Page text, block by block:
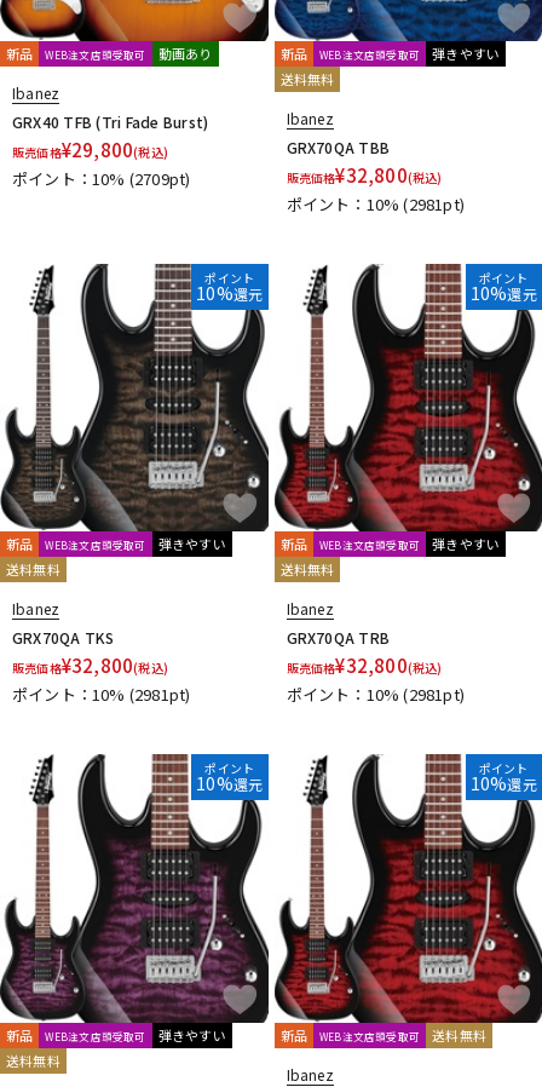
新品 WEB注文店頭受取可 動画あり
Ibanez
GRX40 TFB (Tri Fade Burst)
販売価格¥29,800(税込)
ポイント：10% (2709pt)
新品 WEB注文店頭受取可
弾きやすい
送料無料
Ibanez
GRX70QA TBB
販売価格¥32,800(税込)
ポイント：10%(2981pt)
ポイント
10%還元
新品 WEB注文店頭受取可
弾きやすい
送料無料
Ibanez
GRX70QA TKS
販売価格¥32,800(税込)
ポイント：10% (2981pt)
ポイント
10%還元
新品 WEB注文店頭受取可
弾きやすい
送料無料
Ibanez
GRX70QA TRB
販売価格¥32,800(税込)
ポイント：10%(2981pt)
ポイント
10%還元
新品 WEB注文店頭受取可
弾きやすい
送料無料
ポイント
10%還元
新品 WEB注文店頭受取可 送料無料
Ibanez